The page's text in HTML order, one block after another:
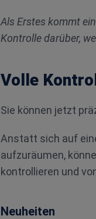
Als Erstes kommt
Kontrolle darüber,
Volle
Sie können jetzt
Anstatt sich auf
aufzuräumen,
kontrollieren und
Neuheiten